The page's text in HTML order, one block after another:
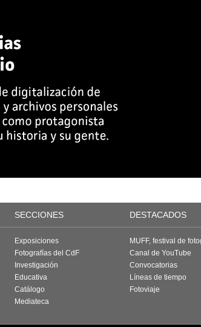
SECCIONES DESTACADOS
Exposiciones
Fotografías del CdF
Investigación
Educativa
Catálogo
Mediateca
MUFF, festival de
Canal de YouTube
Convocatorias
Líneas de tiempo
Fotoviaje